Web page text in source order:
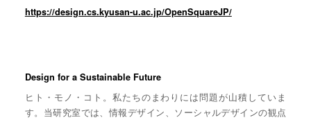
https://design.cs.kyusan-u.ac.jp/OpenSquareJP/
Design for a Sustainable Future
ヒト・モノ・コト。私たちのまわりには問題が山積していま
す。当研究室では、情報デザイン、ソーシャルデザインの観点